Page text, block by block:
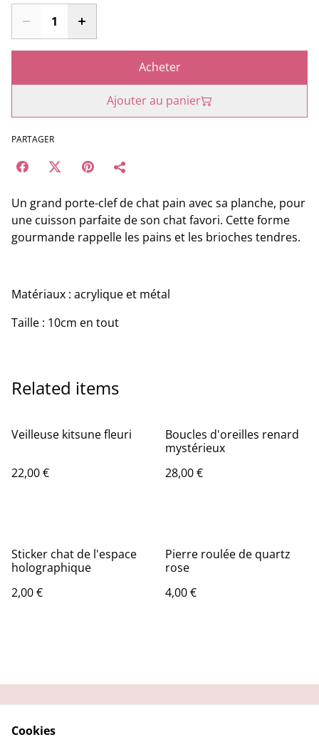
Acheter
Ajouter au panier
PARTAGER
Un grand porte-clef de chat pain avec sa planche, pour
une cuisson parfaite de son chat favori. Cette forme
gourmande rappelle les pains et les brioches tendres.
Matériaux : acrylique et métal
Taille : 10cm en tout
Related items
Veilleuse kitsune fleuri
22,00 €
Boucles d'oreilles renard
mystérieux
28,00 €
Sticker chat de l'espace
holographique
2,00 €
Pierre roulée de quartz
rose
4,00 €
Cookies